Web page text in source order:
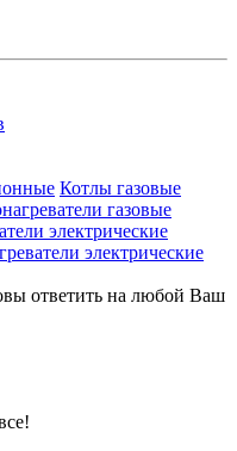
Котлы газовые
газовые
электрические
электрические
ответить на любой Ваш